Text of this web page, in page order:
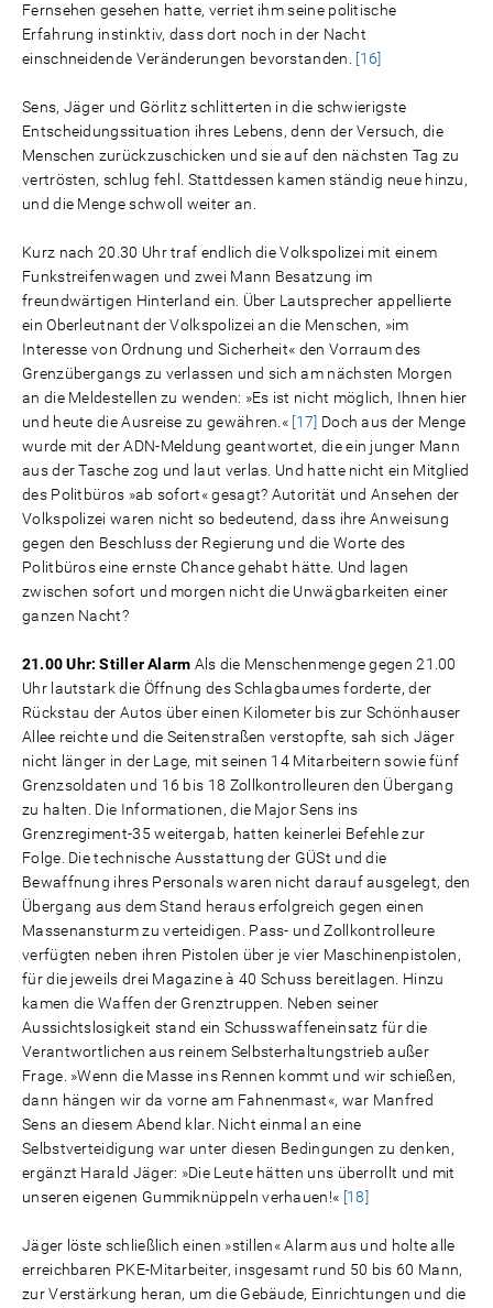
Fernsehen gesehen hatte, verriet ihm seine politische
Erfahrung instinktiv, dass dort noch in der Nacht
einschneidende Veränderungen bevorstanden.
[16]
Sens, Jäger und Görlitz schlitterten in die schwierigste
Entscheidungssituation ihres Lebens, denn der Versuch, die
Menschen zurückzuschicken und sie auf den nächsten Tag zu
vertrösten, schlug fehl. Stattdessen kamen ständig neue hinzu,
und die Menge schwoll weiter an.
Kurz nach 20.30 Uhr traf endlich die Volkspolizei mit einem
Funkstreifenwagen und zwei Mann Besatzung im
freundwärtigen Hinterland ein. Über Lautsprecher appellierte
ein Oberleutnant der Volkspolizei an die Menschen, »im
Interesse von Ordnung und Sicherheit« den Vorraum des
Grenzübergangs zu verlassen und sich am nächsten Morgen
an die Meldestellen zu wenden: »Es ist nicht möglich, Ihnen hier
und heute die Ausreise zu gewähren.« [17] Doch aus der Menge
wurde mit der ADN-Meldung geantwortet, die ein junger Mann
aus der Tasche zog und laut verlas. Und hatte nicht ein Mitglied
des Politbüros »ab sofort« gesagt? Autorität und Ansehen der
Volkspolizei waren nicht so bedeutend, dass ihre Anweisung
gegen den Beschluss der Regierung und die Worte des
Politbüros eine ernste Chance gehabt hätte. Und lagen
zwischen sofort und morgen nicht die Unwägbarkeiten einer
ganzen Nacht?
21.00 Uhr: Stiller Alarm Als die Menschenmenge gegen 21.00
Uhr lautstark die Öffnung des Schlagbaumes forderte, der
Rückstau der Autos über einen Kilometer bis zur Schönhauser
Allee reichte und die Seitenstraßen verstopfte, sah sich Jäger
nicht länger in der Lage, mit seinen 14 Mitarbeitern sowie fünf
Grenzsoldaten und 16 bis 18 Zollkontrolleuren den Übergang
zu halten. Die Informationen, die Major Sens ins
Grenzregiment-35 weitergab, hatten keinerlei Befehle zur
Folge. Die technische Ausstattung der GÜSt und die
Bewaffnung ihres Personals waren nicht darauf ausgelegt, den
Übergang aus dem Stand heraus erfolgreich gegen einen
Massenansturm zu verteidigen. Pass- und Zollkontrolleure
verfügten neben ihren Pistolen über je vier Maschinenpistolen,
für die jeweils drei Magazine à 40 Schuss bereitlagen. Hinzu
kamen die Waffen der Grenztruppen. Neben seiner
Aussichtslosigkeit stand ein Schusswaffeneinsatz für die
Verantwortlichen aus reinem Selbsterhaltungstrieb außer
Frage. »Wenn die Masse ins Rennen kommt und wir schießen,
dann hängen wir da vorne am Fahnenmast«, war Manfred
Sens an diesem Abend klar. Nicht einmal an eine
Selbstverteidigung war unter diesen Bedingungen zu denken,
ergänzt Harald Jäger: »Die Leute hätten uns überrollt und mit
unseren eigenen Gummiknüppeln verhauen!« [18]
Jäger löste schließlich einen »stillen« Alarm aus und holte alle
erreichbaren PKE-Mitarbeiter, insgesamt rund 50 bis 60 Mann,
zur Verstärkung heran, um die Gebäude, Einrichtungen und die